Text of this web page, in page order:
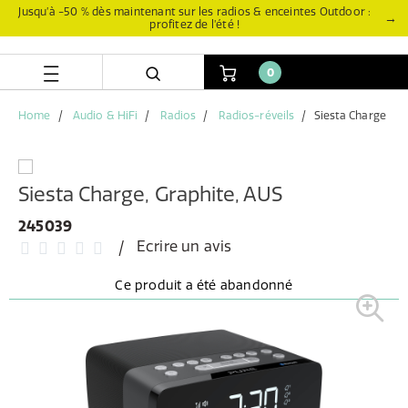
Aller
contenu
Aller
navigation
Jusqu’à -50 % dès maintenant sur les radios & enceintes Outdoor :
profitez de l’été !
→
0
Home Audio & HiFi Radios Radios-réveils Siesta Charge
Siesta Charge, Graphite, AUS
245039
Ecrire un avis